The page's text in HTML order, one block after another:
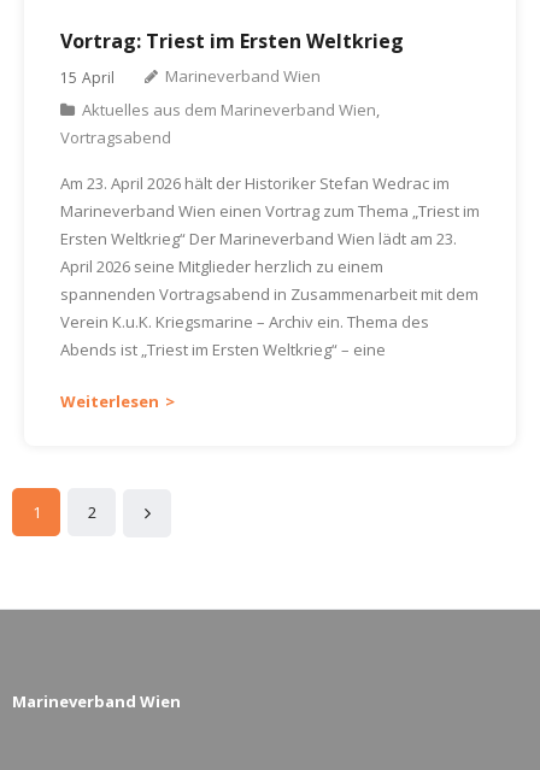
Vortrag: Triest im Ersten Weltkrieg
15 April
Marineverband Wien
Aktuelles aus dem Marineverband Wien,
Vortragsabend
Am 23. April 2026 hält der Historiker Stefan Wedrac im
Marineverband Wien einen Vortrag zum Thema „Triest im
Ersten Weltkrieg“ Der Marineverband Wien lädt am 23.
April 2026 seine Mitglieder herzlich zu einem
spannenden Vortragsabend in Zusammenarbeit mit dem
Verein K.u.K. Kriegsmarine – Archiv ein. Thema des
Abends ist „Triest im Ersten Weltkrieg“ – eine
Weiterlesen
1 2
Marineverband Wien